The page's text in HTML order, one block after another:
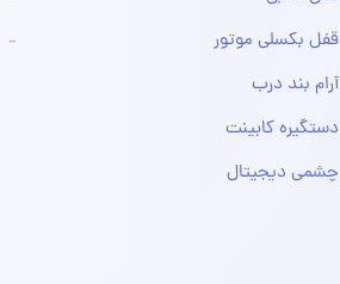
قفل بکسلی موتور
آرام بند درب
دستگیره کابینت
چشمی دیجیتال